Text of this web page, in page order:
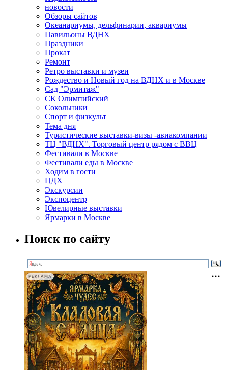
новости
Обзоры сайтов
Океанариумы, дельфинарии, аквариумы
Павильоны ВДНХ
Праздники
Прокат
Ремонт
Ретро выставки и музеи
Рождество и Новый год на ВДНХ и в Москве
Сад "Эрмитаж"
СК Олимпийский
Сокольники
Спорт и физкульт
Тема дня
Туристические выставки-визы -авиакомпании
ТЦ "ВДНХ". Торговый центр рядом с ВВЦ
Фестивали в Москве
Фестивали еды в Москве
Ходим в гости
ЦДХ
Экскурсии
Экспоцентр
Ювелирные выставки
Ярмарки в Москве
Поиск по сайту
РЕКЛАМА